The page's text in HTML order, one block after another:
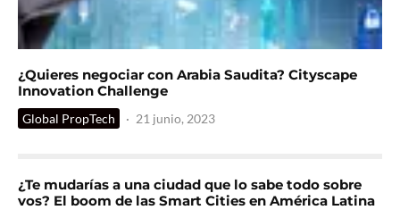
¿Quieres negociar con Arabia Saudita? Cityscape
Innovation Challenge
Global PropTech · 21 junio, 2023
¿Te mudarías a una ciudad que lo sabe todo sobre
vos? El boom de las Smart Cities en América Latina